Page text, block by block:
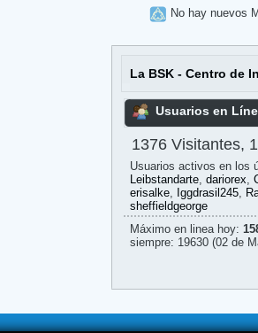
No hay nuevos
La BSK - Centro de
Usuarios en
1376 Visitantes,
Usuarios activos en los
Leibstandarte, dariorex,
erisalke, Iggdrasil245,
sheffieldgeorge
Máximo en linea hoy:
siempre: 19630 (02 de